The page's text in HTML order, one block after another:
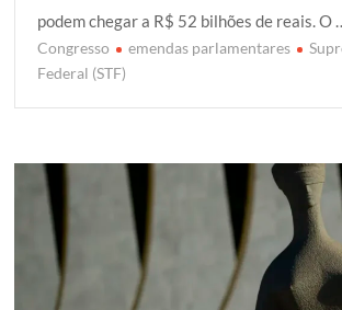
e
r
o
o
k
A
p
e
r
podem chegar a R$ 52 bilhões de reais. O
Congresso emendas parlamentares
Federal (STF)